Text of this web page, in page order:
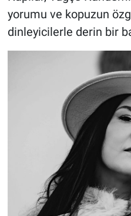
yorumu ve kopuzun
dinleyicilerle derin bir